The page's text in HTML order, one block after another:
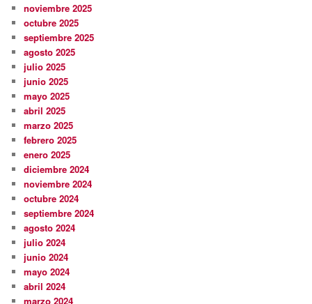
noviembre 2025
octubre 2025
septiembre 2025
agosto 2025
julio 2025
junio 2025
mayo 2025
abril 2025
marzo 2025
febrero 2025
enero 2025
diciembre 2024
noviembre 2024
octubre 2024
septiembre 2024
agosto 2024
julio 2024
junio 2024
mayo 2024
abril 2024
marzo 2024